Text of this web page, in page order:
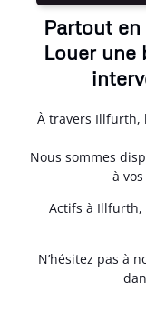
Partout
Louer une
À travers Illfurth,
Nous sommes
à
Actifs à Illfurth,
N’hésitez pas à